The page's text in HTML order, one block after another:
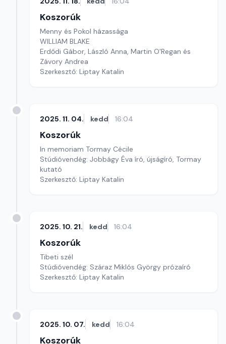
Koszorúk
Menny és Pokol házassága
WILLIAM BLAKE
Erdődi Gábor, László Anna, Martin O'Regan és
Závory Andrea
Szerkesztő: Liptay Katalin
2025. 11. 04. kedd 16:04
Koszorúk
In memoriam Tormay Cécile
Stúdióvendég: Jobbágy Éva író, újságíró, Tormay
kutató
Szerkesztő: Liptay Katalin
2025. 10. 21. kedd 16:04
Koszorúk
Tibeti szél
Stúdióvendég: Száraz Miklós György prózaíró
Szerkesztő: Liptay Katalin
2025. 10. 07. kedd 16:04
Koszorúk